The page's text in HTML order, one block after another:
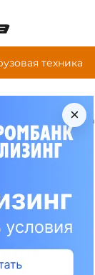
техника
×
и дорожная техника
Erp13Vc